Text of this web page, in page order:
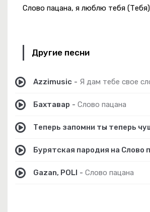
Слово пацана, я люблю тебя (Тебя)
Другие песни
Azzimusic - Я дам тебе свое
Бахтавар - Слово пацана
Теперь запомни ты теперь
Бурятская пародия на Слово
Gazan, POLI - Слово пацана